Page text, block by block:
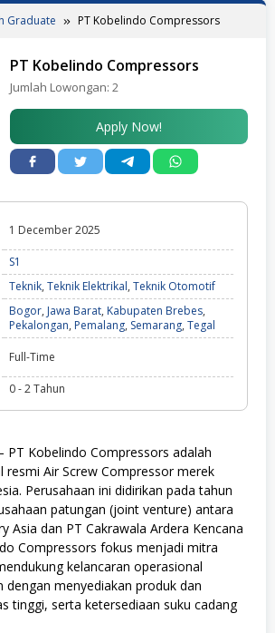
Graduate PT Kobelindo Compressors
PT Kobelindo Compressors
Jumlah Lowongan: 2
Apply Now!
1 December 2025
S1
Teknik, Teknik Elektrikal, Teknik Otomotif
Bogor, Jawa Barat, Kabupaten Brebes,
Pekalongan, Pemalang, Semarang, Tegal
Full-Time
0 - 2 Tahun
PT Kobelindo Compressors adalah
resmi Air Screw Compressor merek
Perusahaan ini didirikan pada tahun
patungan (joint venture) antara
Asia dan PT Cakrawala Ardera Kencana
Compressors fokus menjadi mitra
kelancaran operasional
dengan menyediakan produk dan
tinggi, serta ketersediaan suku cadang